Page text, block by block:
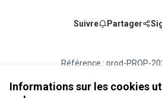
Informations sur les cookies
Suivre Partager
Référence : prod-PROP-
Vérifiez l'empreinte